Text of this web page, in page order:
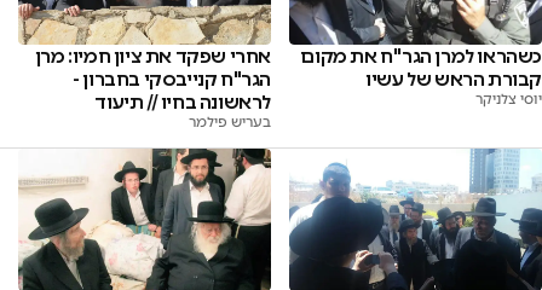
כשהראו למרן הגר''ח את מקום
קבורת הראש של עשיו
יוסי צלניקר
אחרי שפקד את ציון חמיו: מרן
הגר"ח קנייבסקי בחברון -
לראשונה בחיו // תיעוד
בעריש פילמר